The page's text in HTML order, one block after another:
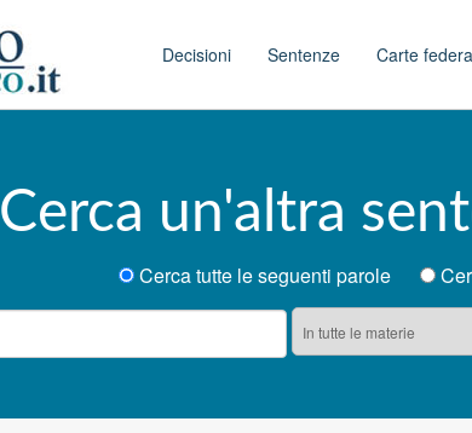
Decisioni Sentenze Carte
Cerca un'altra
Cerca tutte le seguenti parole